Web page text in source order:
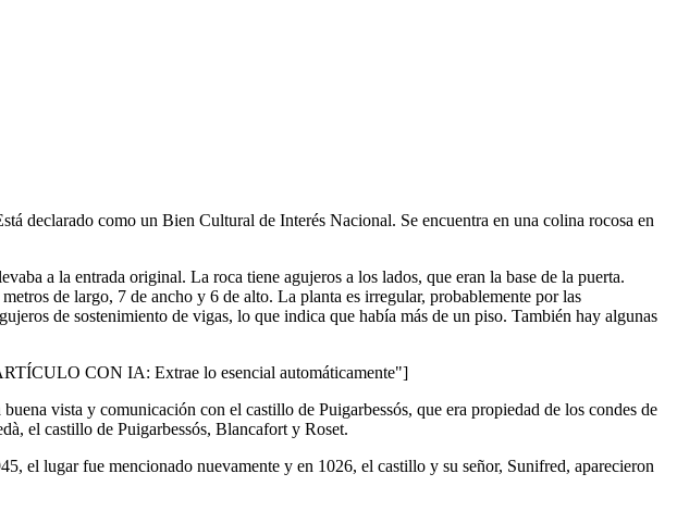
declarado como un Bien Cultural de Interés Nacional. Se encuentra en una colina rocosa en
a la entrada original. La roca tiene agujeros a los lados, que eran la base de la puerta.
de largo, 7 de ancho y 6 de alto. La planta es irregular, probablemente por las
de sostenimiento de vigas, lo que indica que había más de un piso. También hay algunas
CON IA: Extrae lo esencial automáticamente"]
vista y comunicación con el castillo de Puigarbessós, que era propiedad de los condes de
el castillo de Puigarbessós, Blancafort y Roset.
el lugar fue mencionado nuevamente y en 1026, el castillo y su señor, Sunifred, aparecieron